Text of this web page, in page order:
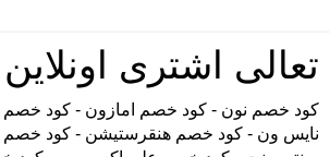
تعالى اشترى اونلاين
كود خصم نون - كود خصم امازون - كود
نايس ون - كود خصم هنقرستيشن - كود